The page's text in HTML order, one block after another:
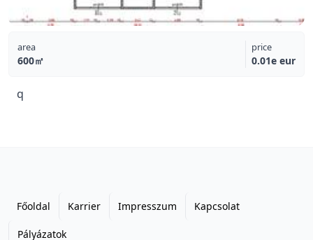
area
600㎡
price
0.01e eur
q
Főoldal Karrier Impresszum Kapcsolat
Pályázatok